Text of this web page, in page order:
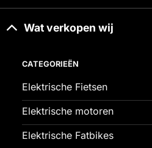
Wat verkopen wij
CATEGORIEËN
Elektrische Fietsen
Elektrische motoren
Elektrische Fatbikes